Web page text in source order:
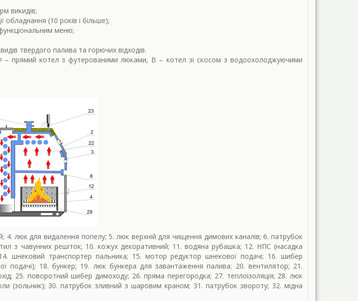
викидів;
обладнання (10 років і більше);
меню;
твердого палива та горючих відходів.
– прямий котел з футерованими люками, В – котел зі скосом з водоохолоджуючими
люк для видалення попелу; 5. люк верхній для чищення димових каналів; 6. патрубок
з чавунних решіток; 10. кожух декоративний; 11. водяна рубашка; 12. НПС (насадка
шнековий транспортер пальника; 15. мотор редуктор шнекової подачі; 16. шибер
подачі); 18. бункер; 19. люк бункера для завантаження палива; 20. вентилятор; 21.
25. поворотний шибер димоходу; 26. пряма перегородка; 27. теплоізоляція; 28. люк
(зольник); 30. патрубок зливний з шаровим краном; 31. патрубок звороту; 32. мідна